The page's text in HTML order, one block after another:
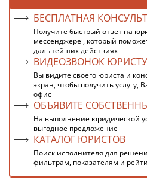
БЕСПЛАТНАЯ
Получите быстрый ответ на
мессенджере , который
дальнейших действиях
ВИДЕОЗВОНОК ЮРИСТУ
Вы видите своего юриста и
экран, чтобы получить услугу,
офис
ОБЪЯВИТЕ
На выполнение юридической
выгодное предложение
КАТАЛОГ ЮРИСТОВ
Поиск исполнителя для
фильтрам, показателям и